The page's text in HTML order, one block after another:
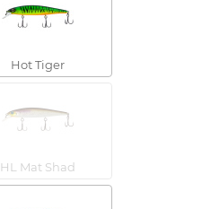
Hot Tiger
HL Mat Shad